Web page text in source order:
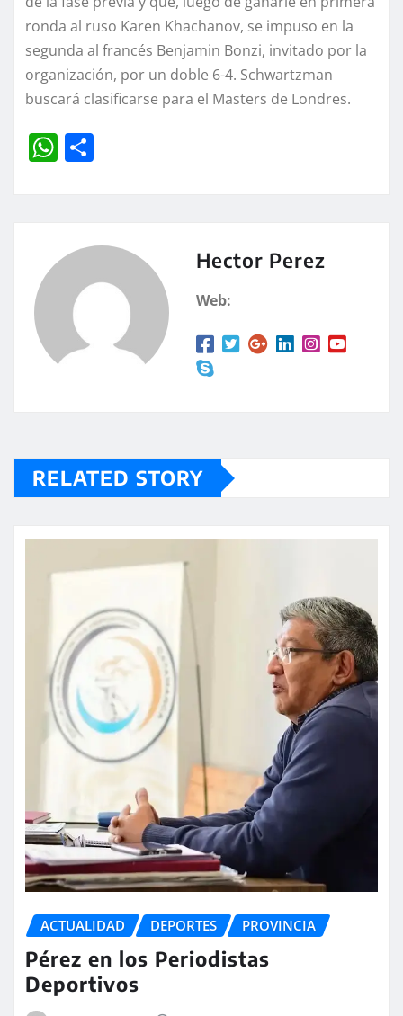
ronda al ruso Karen Khachanov, se impuso en la
segunda al francés Benjamin Bonzi, invitado por la
organización, por un doble 6-4. Schwartzman
buscará clasificarse para el Masters de Londres.
W
A
p
rt
Hector Perez
Web:
RELATED STORY
ACTUALIDAD DEPORTES PROVINCIA
Pérez en los Periodistas
Deportivos